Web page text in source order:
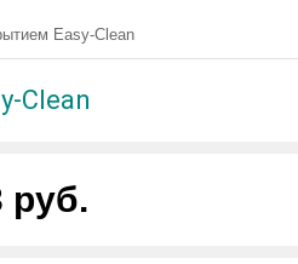
Easy-Clean
Clean
руб.